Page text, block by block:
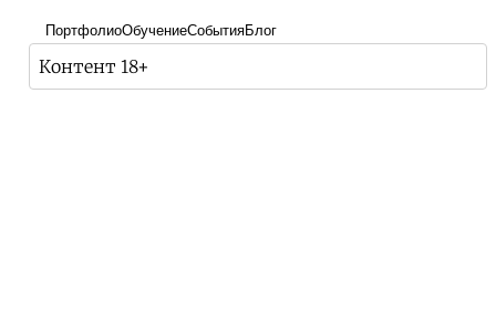
ПортфолиоОбучениеСобытияБлог
Контент 18+